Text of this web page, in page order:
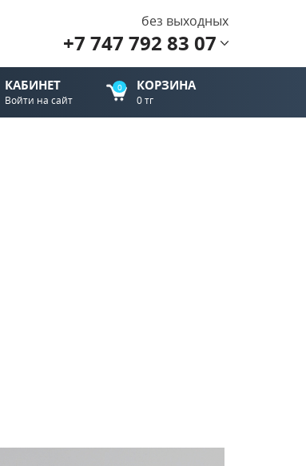
без выходных
+7 747 792 83 07
КАБИНЕТ
Войти на сайт
КОРЗИНА
0 тг
0